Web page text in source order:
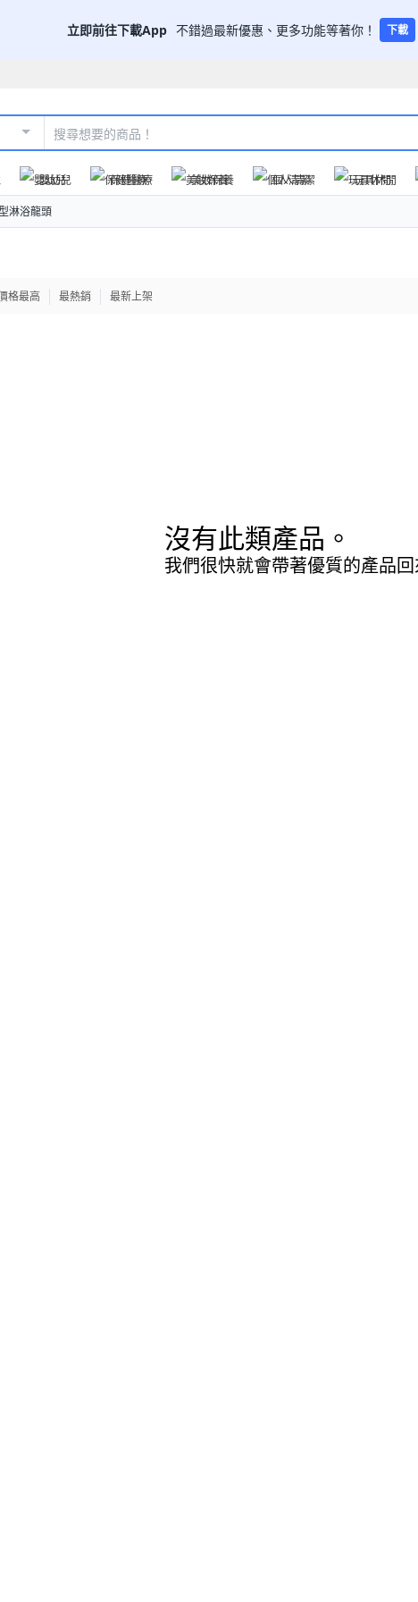
立即前往下載App 不錯過最新優惠、更多功能等著你！ 下載
嬰幼兒 保健醫療 美妝保養 個人清潔 玩具休閒
淋浴龍頭
格最高 最熱銷 最新上架
沒有此類產品。
我們很快就會帶著優質的產品